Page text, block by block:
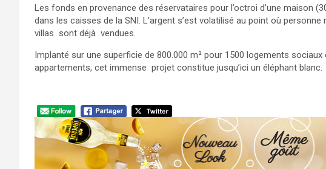
Les fonds en provenance des réservataires pour l’octroi d’une maison
dans les caisses de la SNI. L’argent s’est volatilisé au point où
villas sont déjà vendues.
Implanté sur une superficie de 800.000 m² pour 1500 logements
appartements, cet immense projet constitue jusqu’ici un éléphant blanc.